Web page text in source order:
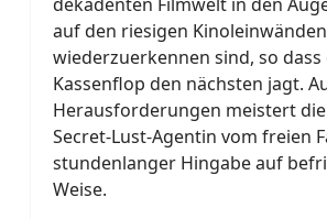
auf den riesigen
wiederzuerkennen sind, so dass
Kassenflop den nächsten jagt.
Herausforderungen meistert
Secret-Lust-Agentin vom freien
stundenlanger Hingabe auf
Weise.